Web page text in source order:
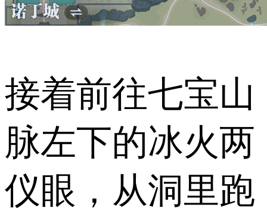
接着前往七宝山
脉左下的冰火两
仪眼，从洞里跑